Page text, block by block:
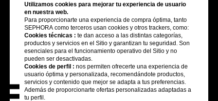
Utilizamos cookies para mejorar tu experiencia de usuario
en nuestra web.
Para proporcionarte una experiencia de compra óptima, tanto
SEPHORA como terceros usan cookies y otros trackers, como:
Cookies técnicas : te dan acceso a las distintas categorías,
productos y servicios en el Sitio y garantizan tu seguridad. Son
esenciales para el funcionamiento operativo del Sitio y no
pueden ser desactivadas.
Cookies de perfil : nos permiten ofrecerte una experiencia de
usuario óptima y personalizada, recomendándote productos,
servicios y contenido que mejor se adapta a tus preferencias.
Además de proporcionarte ofertas personalizadas adaptadas a
tu perfil.